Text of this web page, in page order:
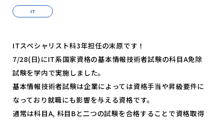
入学案内
就職サポート
オープンキャンパス
IT
ITスペシャリスト科3年担任の末原です！
7/28(日)にIT系国家資格の基本情報技術者試験の科目A免除
試験を学内で実施しました。
基本情報技術者試験は企業によっては資格手当や昇級要件に
なっており就職にも影響を与える資格です。
通常は科目A, 科目Bと二つの試験を合格することで資格取得